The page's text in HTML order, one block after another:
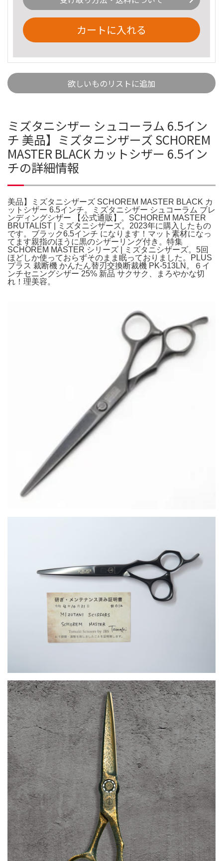
カートに入れる
欲しいものリストに追加
ミズタニシザー シュコーラム 6.5イン
チ 美品】ミズタニシザーズ SCHOREM
MASTER BLACK カットシザー 6.5イン
チの詳細情報
美品】ミズタニシザーズ SCHOREM MASTER BLACK カ
ットシザー 6.5インチ。ミズタニシザー シュコーラム ブレ
ンディングシザー 【公式通販】。SCHOREM MASTER
BRUTALIST | ミズタニシザーズ。2023年に購入したもの
です。ブラック6.5インチ になります！マット素材になっ
てます親指のほうに黒のシザーリング付き。特集
SCHOREM MASTER シリーズ | ミズタニシザーズ。5回
ほどしか使っておらずそのまま眠っておりました。PLUS
プラス 裁断機 かんたん替刃交換断裁機 PK-513LN。６イ
ンチセニングシザー 25% 新品 サクサク、まろやかな切
れ！理美容。